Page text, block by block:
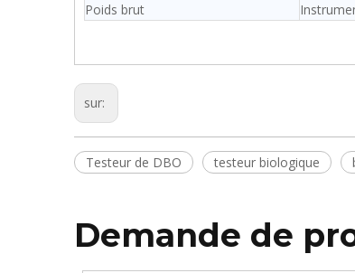
Poids brut
sur:
Testeur de DBO testeur biologique
Demande de